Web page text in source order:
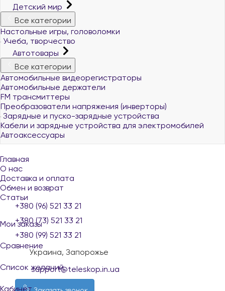
Детский мир
Все категории
Настольные игры, головоломки
Учеба, творчество
Автотовары
Все категории
Автомобильные видеорегистраторы
Автомобильные держатели
FM трансмиттеры
Преобразователи напряжения (инверторы)
Зарядные и пуско-зарядные устройства
Кабели и зарядные устройства для электромобилей
Автоаксессуары
Главная
О нас
Доставка и оплата
Обмен и возврат
Статьи
Мои заказы
Сравнение
Список желаний
Кабинет
+380 (96) 521 33 21
+380 (73) 521 33 21
+380 (99) 521 33 21
Украина, Запорожье
support@teleskop.in.ua